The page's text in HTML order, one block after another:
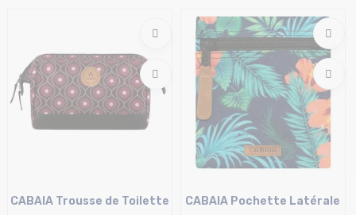
T.U
CABAIA Trousse de Toilette
CABAIA Pochette Latérale